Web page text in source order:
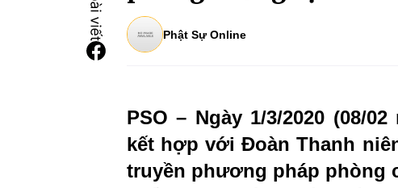
Phật Sự Online
PSO – Ngày 1/3/2020 (08/
kết hợp với Đoàn Thanh
truyền phương pháp phòng